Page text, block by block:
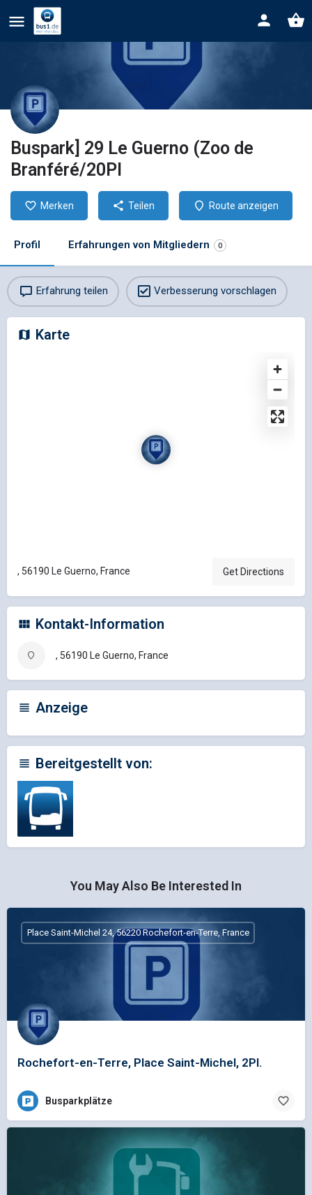
Buspark] 29 Le Guerno (Zoo de
Branféré/20Pl
Merken Teilen Route anzeigen
Profil Erfahrungen von Mitgliedern 0
Erfahrung teilen Verbesserung vorschlagen
Karte
, 56190 Le Guerno, France Get Directions
Kontakt-Information
, 56190 Le Guerno, France
Anzeige
Bereitgestellt von:
You May Also Be Interested In
Rochefort-en-Terre, Place Saint-Michel, 2Pl.
Place Saint-Michel 24, 56220 Rochefort-en-Terre, France
Busparkplätze